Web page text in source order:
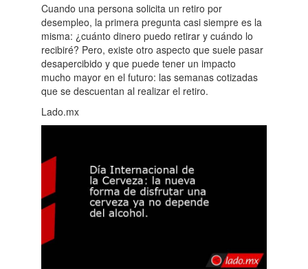
Cuando una persona solicita un retiro por
desempleo, la primera pregunta casi siempre es la
misma: ¿cuánto dinero puedo retirar y cuándo lo
recibiré? Pero, existe otro aspecto que suele pasar
desapercibido y que puede tener un impacto
mucho mayor en el futuro: las semanas cotizadas
que se descuentan al realizar el retiro.
Lado.mx